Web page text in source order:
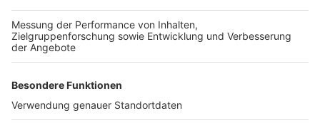
Kostenloses Infogespräch